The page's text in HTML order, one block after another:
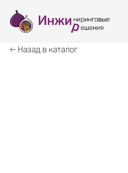
← Назад в каталог